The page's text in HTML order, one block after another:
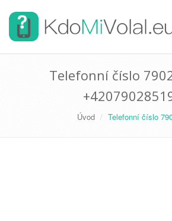
Telefonní číslo
Úvod Telefonní číslo